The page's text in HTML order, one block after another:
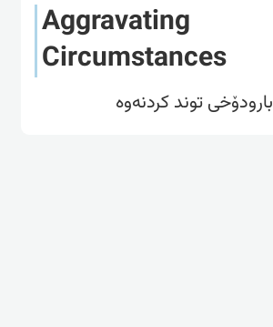
Aggravating
Circumstances
بارودۆخی توند کردنەوە